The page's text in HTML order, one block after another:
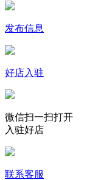
发布信息
好店入驻
微信扫一扫打开
入驻好店
联系客服